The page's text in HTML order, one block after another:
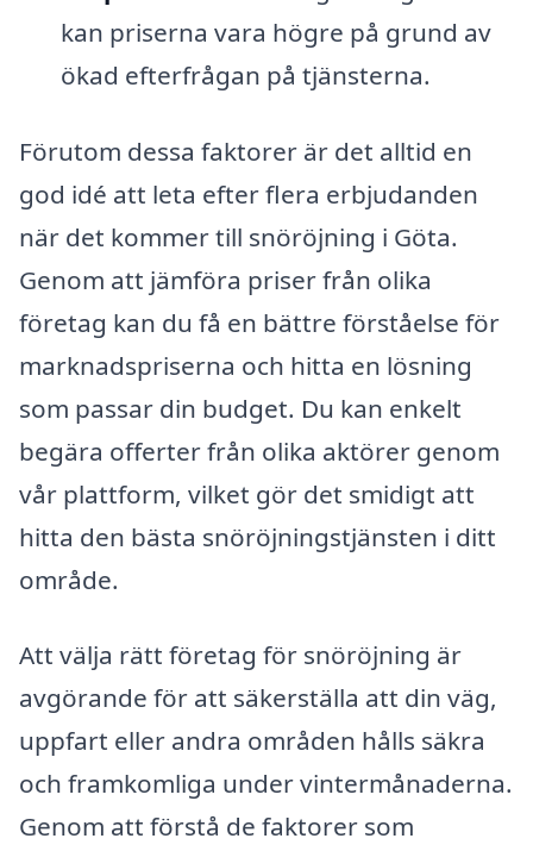
kan priserna vara högre på grund av
ökad efterfrågan på tjänsterna.
Förutom dessa faktorer är det alltid en
god idé att leta efter flera erbjudanden
när det kommer till snöröjning i Göta.
Genom att jämföra priser från olika
företag kan du få en bättre förståelse för
marknadspriserna och hitta en lösning
som passar din budget. Du kan enkelt
begära offerter från olika aktörer genom
vår plattform, vilket gör det smidigt att
hitta den bästa snöröjningstjänsten i ditt
område.
Att välja rätt företag för snöröjning är
avgörande för att säkerställa att din väg,
uppfart eller andra områden hålls säkra
och framkomliga under vintermånaderna.
Genom att förstå de faktorer som